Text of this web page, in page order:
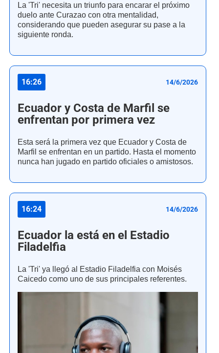
La 'Tri' necesita un triunfo para encarar el próximo
duelo ante Curazao con otra mentalidad,
considerando que pueden asegurar su pase a la
siguiente ronda.
16:26 14/6/2026
Ecuador y Costa de Marfil se
enfrentan por primera vez
Esta será la primera vez que Ecuador y Costa de
Marfil se enfrentan en un partido. Hasta el momento
nunca han jugado en partido oficiales o amistosos.
16:24 14/6/2026
Ecuador la está en el Estadio
Filadelfia
La 'Tri' ya llegó al Estadio Filadelfia con Moisés
Caicedo como uno de sus principales referentes.